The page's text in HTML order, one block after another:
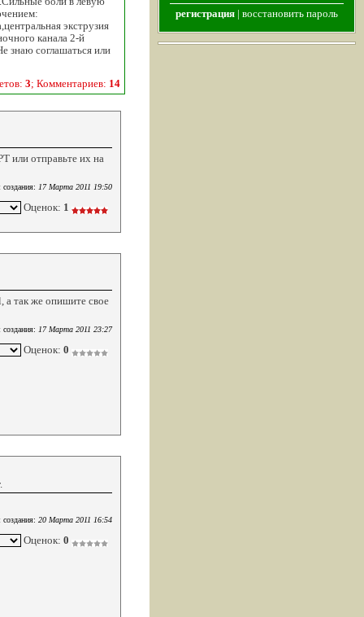
экструзия
канала 2-й
знаю соглашаться или
3; Комментариев: 14
или отправьте их на
17 Марта 2011 19:50
Оценок: 1
так же опишите свое
17 Марта 2011 23:27
Оценок: 0
20 Марта 2011 16:54
Оценок: 0
регистрация | восстановить пароль